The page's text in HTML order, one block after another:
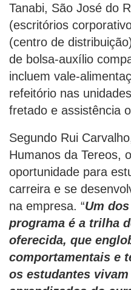
Tanabi, São José do
(escritórios
(centro de
de bolsa-auxílio
incluem vale-
refeitório nas
fretado e assistência
Segundo Rui
Humanos da Tereos,
oportunidade para
carreira e se
na empresa. “Um
programa é a trilha
oferecida, que
comportamentais e
os estudantes